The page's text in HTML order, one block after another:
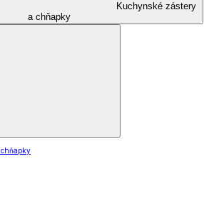
Kuchynské zástery
a chňapky